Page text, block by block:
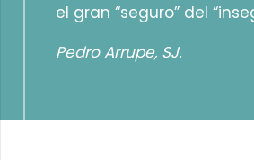
el gran “seguro” del
Pedro Arrupe, SJ.